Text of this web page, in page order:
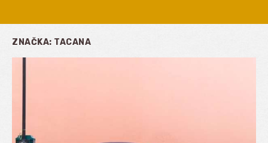
ZNAČKA: TACANA